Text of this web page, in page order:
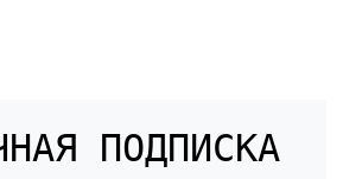
ПОДПИСКА